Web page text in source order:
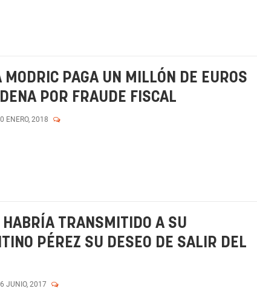
PAGA UN MILLÓN DE EUROS
POR FRAUDE FISCAL
ENERO, 2018
HABRÍA TRANSMITIDO A SU
PÉREZ SU DESEO DE SALIR DEL
JUNIO, 2017